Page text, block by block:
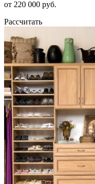
от 220 000 руб.
Рассчитать